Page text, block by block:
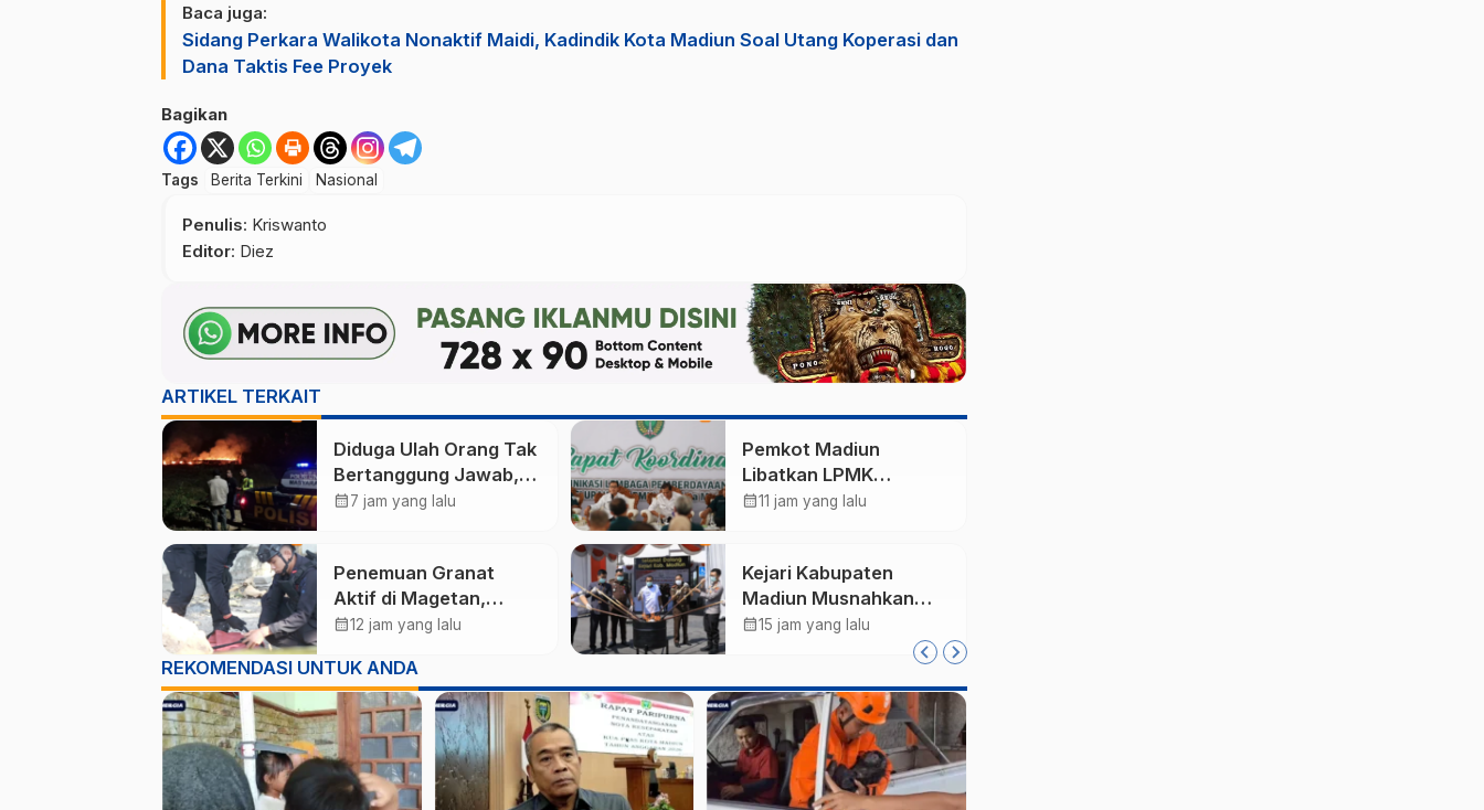
Baca juga:
Sidang Perkara Walikota Nonaktif Maidi, Kadindik Kota Madiun Soal Utang Koperasi dan
Dana Taktis Fee Proyek
Bagikan
Tags Berita Terkini Nasional
Penulis: Kriswanto
Editor: Diez
ARTIKEL TERKAIT
Diduga Ulah Orang Tak
Bertanggung Jawab,
Lahan Tebu Seluas 2
calendar_month7 jam yang lalu
Pemkot Madiun
Libatkan LPMK
Percepat Program
Butuh Penanganan
Cepat
calendar_month11 jam yang lalu
Penemuan Granat
Aktif di Magetan,
Diduga Sisa Perang
calendar_month12 jam yang lalu
Kejari Kabupaten
Madiun Musnahkan
Barang Bukti 21
Perkara, Didominasi
calendar_month15 jam yang lalu
REKOMENDASI UNTUK ANDA